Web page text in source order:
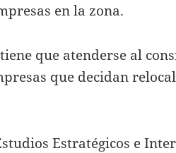
en la zona.
que atenderse al
que decidan
Estratégicos e